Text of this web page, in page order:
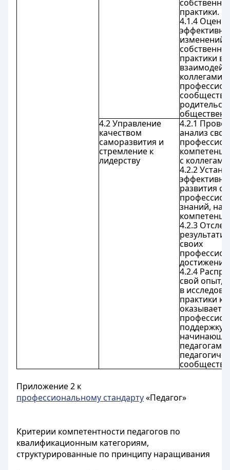
практики.
4.1.4
изменений
практики во
коллегами,
4.2 Управление
качеством
саморазвития и
стремление к
лидерству
4.2.1
анализ
с коллегами.
4.2.2
развития
знаний,
4.2.3
своих
4.2.4
свой опыт,
в
практики
оказывает
поддержку
педагогам и
сообществу.
Приложение 2 к
профессиональному стандарту«Педагог»
Критерии компетентности педагогов по
квалификационным категориям,
структурированные по принципу наращивания